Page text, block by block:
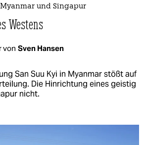
und Singapur
Westens
von Sven Hansen
San Suu Kyi in Myanmar stößt auf
Die Hinrichtung eines geistig
nicht.